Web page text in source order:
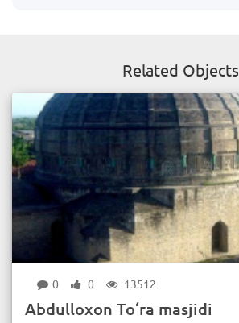
Related Objects
0 0 13512
Abdulloxon To‘ra masjidi